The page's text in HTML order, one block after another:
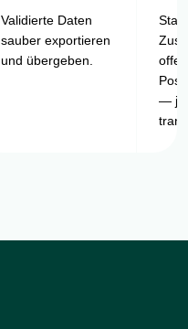
Validierte Daten
sauber exportieren
und übergeben.
—